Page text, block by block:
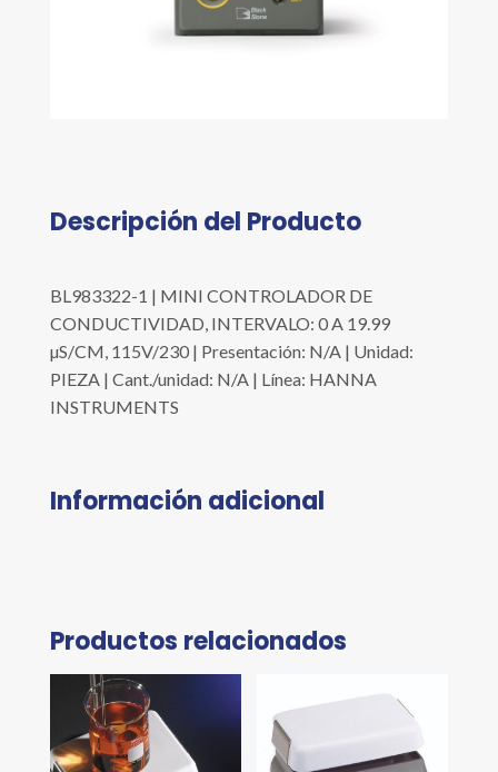
Descripción del Producto
BL983322-1 | MINI CONTROLADOR DE
CONDUCTIVIDAD, INTERVALO: 0 A 19.99
µS/CM, 115V/230 | Presentación: N/A | Unidad:
PIEZA | Cant./unidad: N/A | Línea: HANNA
INSTRUMENTS
Información adicional
Productos relacionados